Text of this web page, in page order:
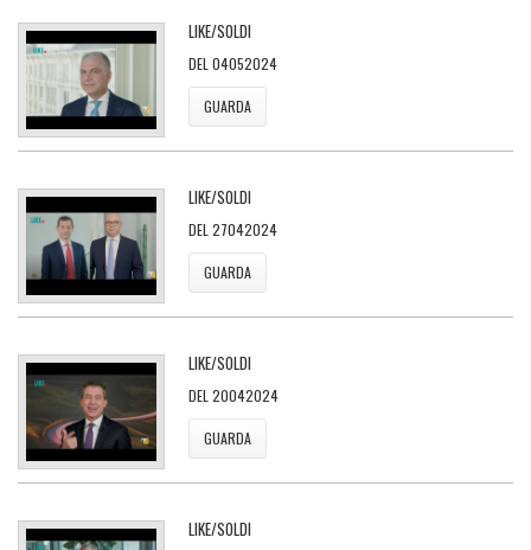
LIKE/SOLDI
DEL 04052024
GUARDA
LIKE/SOLDI
DEL 27042024
GUARDA
LIKE/SOLDI
DEL 20042024
GUARDA
LIKE/SOLDI